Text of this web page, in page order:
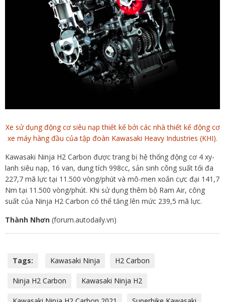
Xe sử dụng động cơ siêu nạp thiết kế bởi các nhà thiết kế động cơ
xe máy hàng đầu của tập đoàn Kawasaki Heavy Industries (KHI).
Kawasaki Ninja H2 Carbon được trang bị hệ thống động cơ 4 xy-
lanh siêu nạp, 16 van, dung tích 998cc, sản sinh công suất tối đa
227,7 mã lực tại 11.500 vòng/phút và mô-men xoắn cực đại 141,7
Nm tại 11.500 vòng/phút. Khi sử dụng thêm bộ Ram Air, công
suất của Ninja H2 Carbon có thể tăng lên mức 239,5 mã lực.
Thành Nhơn (forum.autodaily.vn)
Tags: Kawasaki Ninja H2 Carbon
Ninja H2 Carbon Kawasaki Ninja H2